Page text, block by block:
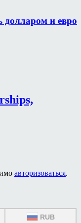
долларом и евро
авторизоваться.